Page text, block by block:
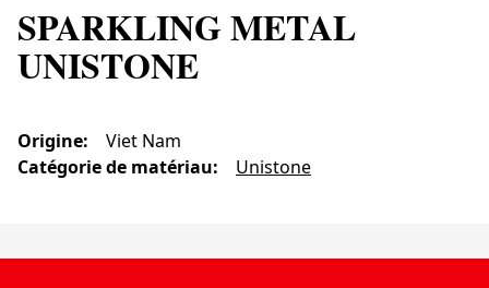
SPARKLING METAL
UNISTONE
Origine:
Viet Nam
Catégorie de matériau: Unistone